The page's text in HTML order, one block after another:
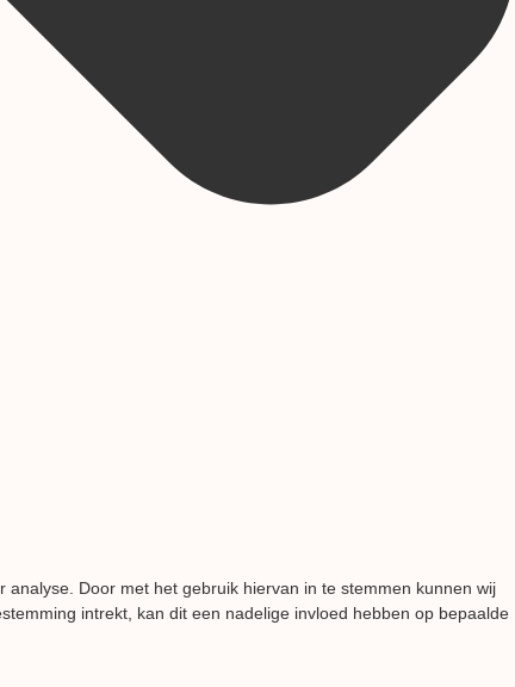
Door met het gebruik hiervan in te stemmen kunnen wij
intrekt, kan dit een nadelige invloed hebben op bepaalde